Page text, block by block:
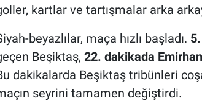
kartlar ve tartışmalar arka
beyazlılar, maça hızlı başladı.
Beşiktaş, 22. dakikada
dakikalarda Beşiktaş tribünleri
seyrini tamamen değiştirdi.